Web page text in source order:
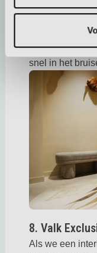
heerlijke sauna
parkeerkosten;
OV of met de
snel in het
8. Valk
Als we een